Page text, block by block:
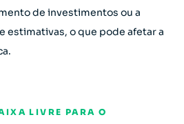
de investimentos ou a
estimativas, o que pode afetar a
LIVRE PARA O